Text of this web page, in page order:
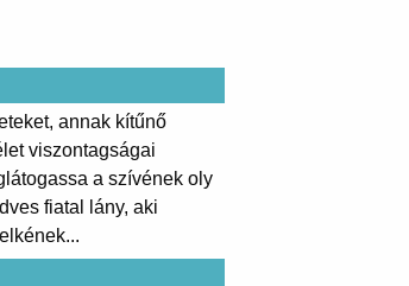
annak kítűnő
viszontagságai
a szívének oly
fiatal lány, aki